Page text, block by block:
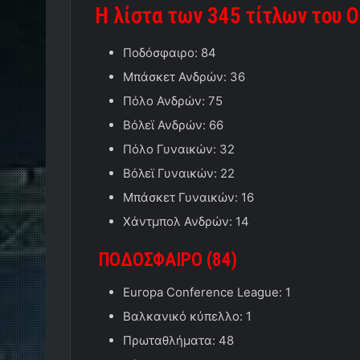
Η λίστα των 345 τίτλων του
Ποδόσφαιρο: 84
Μπάσκετ Ανδρών: 36
Πόλο Ανδρών: 75
Βόλεϊ Ανδρών: 66
Πόλο Γυναικών: 32
Βόλεϊ Γυναικών: 22
Μπάσκετ Γυναικών: 16
Χάντμπολ Ανδρών: 14
ΠΟΔΟΣΦΑΙΡΟ (84)
Europa Conference League: 1
Βαλκανικό κύπελλο: 1
Πρωταθλήματα: 48